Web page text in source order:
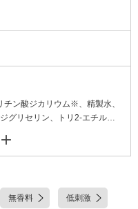
ン酸ジカリウム※、精製水、
グリセリン、トリ2-エチルヘ
ノイルグリシン、dl-α-トコフェ
キス、塩酸ピリドキシン、ア
イソステアリン酸、エデト酸
キサンタンガム、グリセリル-
ート・メタクリル酸ステアリ
無香料 低刺激